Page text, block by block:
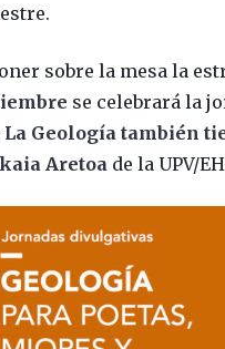
sobre la mesa la
se celebrará la
La Geología también
Aretoa de la UPV/